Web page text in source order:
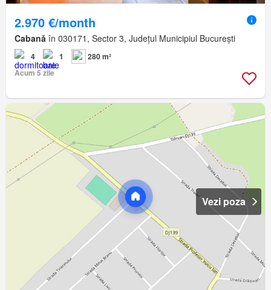
2.970 €/month
Cabană în 030171, Sector 3, Județul Municipiul București
4 1
280 m²
Acum 5 zile
Vezi poza